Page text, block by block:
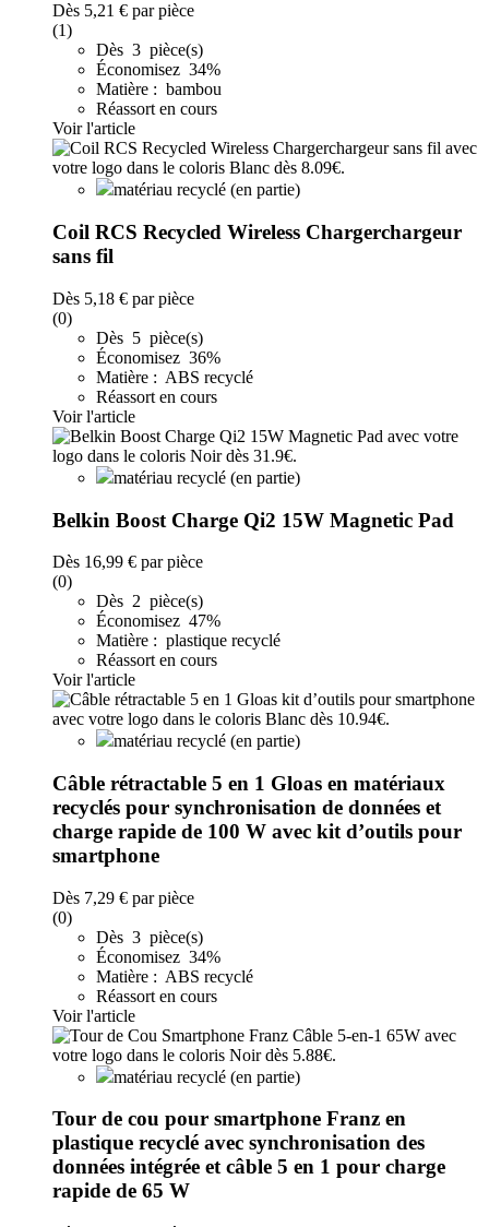
Dès 5,21 € par pièce
(1)
Dès 3 pièce(s)
Économisez 34%
Matière : bambou
Réassort en cours
Voir l'article
matériau recyclé (en partie)
Coil RCS Recycled Wireless Chargerchargeur
sans fil
Dès 5,18 € par pièce
(0)
Dès 5 pièce(s)
Économisez 36%
Matière : ABS recyclé
Réassort en cours
Voir l'article
matériau recyclé (en partie)
Belkin Boost Charge Qi2 15W Magnetic Pad
Dès 16,99 € par pièce
(0)
Dès 2 pièce(s)
Économisez 47%
Matière : plastique recyclé
Réassort en cours
Voir l'article
matériau recyclé (en partie)
Câble rétractable 5 en 1 Gloas en matériaux
recyclés pour synchronisation de données et
charge rapide de 100 W avec kit d’outils pour
smartphone
Dès 7,29 € par pièce
(0)
Dès 3 pièce(s)
Économisez 34%
Matière : ABS recyclé
Réassort en cours
Voir l'article
matériau recyclé (en partie)
Tour de cou pour smartphone Franz en
plastique recyclé avec synchronisation des
données intégrée et câble 5 en 1 pour charge
rapide de 65 W